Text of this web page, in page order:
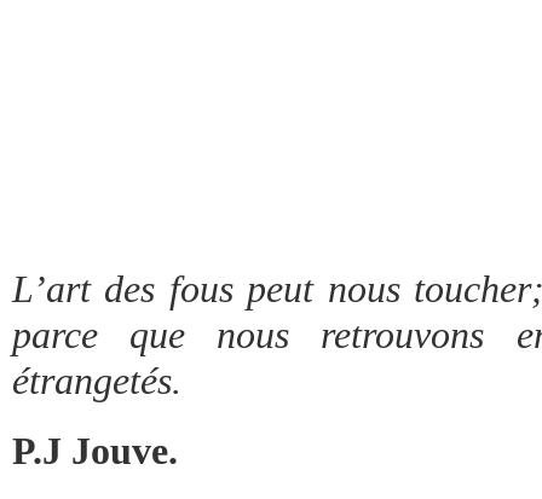
L’art des fous peut nous
parce que nous retrouvons
étrangetés.
P.J Jouve.